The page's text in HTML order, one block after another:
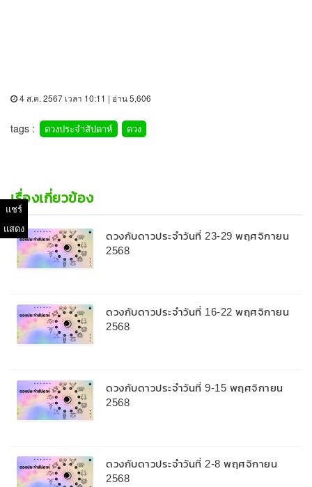
4 ส.ค. 2567 เวลา 10:11 | อ่าน 5,606
tags : ดวงประจำสัปดาห์ ดวง
เรื่องเกี่ยวข้อง
ดวงกับดาวประจำวันที่ 23-29 พฤศจิกายน
2568
ดวงกับดาวประจำวันที่ 16-22 พฤศจิกายน
2568
ดวงกับดาวประจำวันที่ 9-15 พฤศจิกายน
2568
ดวงกับดาวประจำวันที่ 2-8 พฤศจิกายน
2568
แชร์
แสดง